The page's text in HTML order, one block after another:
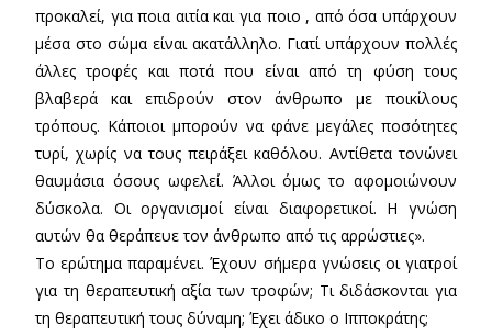
προκαλεί, για ποια αιτία και για ποιο , από όσα υπάρχουν
μέσα στο σώμα είναι ακατάλληλο. Γιατί υπάρχουν πολλές
άλλες τροφές και ποτά που είναι από τη φύση τους
βλαβερά και επιδρούν στον άνθρωπο με ποικίλους
τρόπους. Κάποιοι μπορούν να φάνε μεγάλες ποσότητες
τυρί, χωρίς να τους πειράξει καθόλου. Αντίθετα τονώνει
θαυμάσια όσους ωφελεί. Άλλοι όμως το αφομοιώνουν
δύσκολα. Οι οργανισμοί είναι διαφορετικοί. Η γνώση
αυτών θα θεράπευε τον άνθρωπο από τις αρρώστιες».
Το ερώτημα παραμένει. Έχουν σήμερα γνώσεις οι γιατροί
για τη θεραπευτική αξία των τροφών; Τι διδάσκονται για
τη θεραπευτική τους δύναμη; Έχει άδικο ο Ιπποκράτης;